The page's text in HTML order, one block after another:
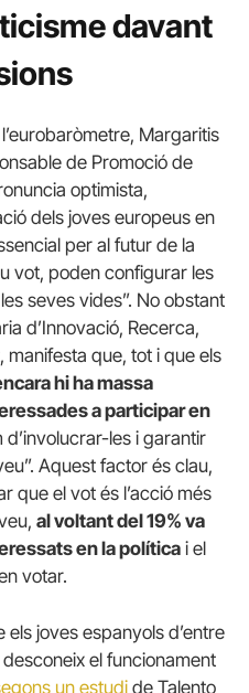
davant
Margaritis
de Promoció de
optimista,
dels joves europeus en
per al futur de la
vot, poden configurar les
seves vides”. No obstant
d’Innovació, Recerca,
manifesta que, tot i que els
hi ha massa
a participar en
d’involucrar-les i garantir
Aquest factor és clau,
que el vot és l’acció més
al voltant del 19% va
en la política i el
votar.
joves espanyols d’entre
el funcionament
un estudi de Talento